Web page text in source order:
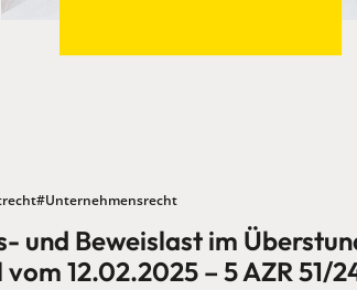
#Unternehmensrecht
und Beweislast im
12.02.2025 – 5 AZR 51/